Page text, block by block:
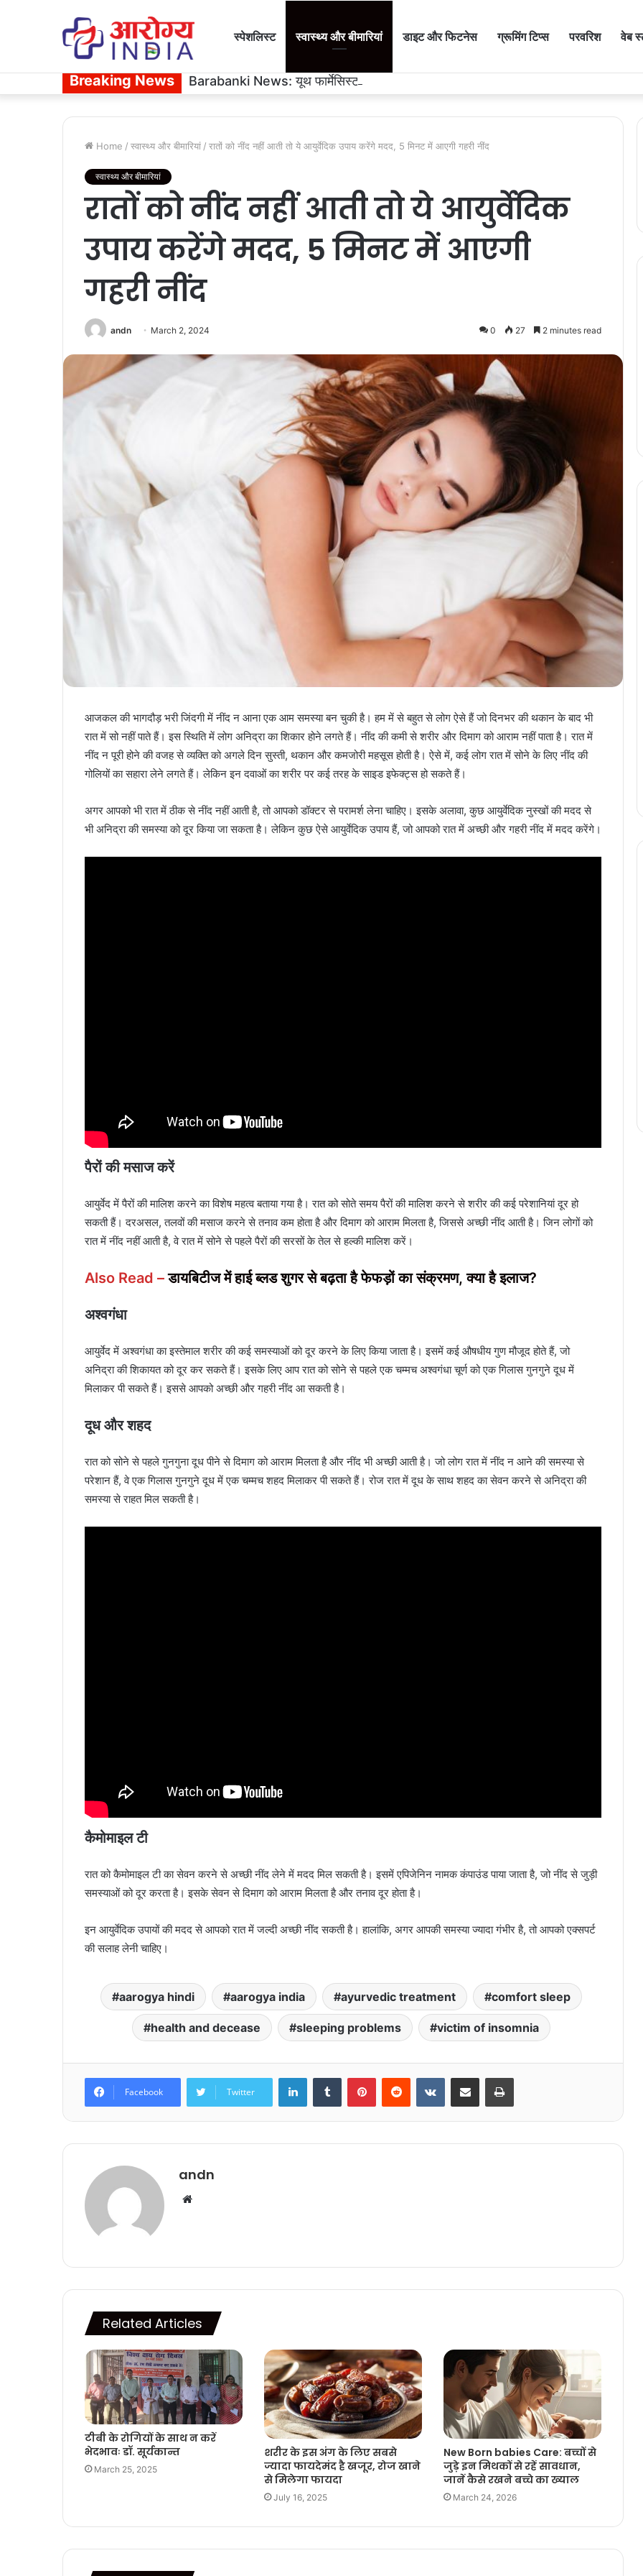
स्पेशलिस्ट स्वास्थ्य और बीमारियां डाइट और फिटनेस ग्रूमिंग टिप्स परवरिश वेब
Breaking News Barabanki News: यूथ फार्मेसिस्ट फेडरेशन के अध्यक्ष के जन्मदिन पर 16 यूनिट रक्तदान
Home / स्वास्थ्य और बीमारियां / रातों को नींद नहीं आती तो ये आयुर्वेदिक उपाय करेंगे मदद, 5 मिनट में आएगी गहरी नींद
स्वास्थ्य और बीमारियां
रातों को नींद नहीं आती तो ये आयुर्वेदिक
उपाय करेंगे मदद, 5 मिनट में आएगी
गहरी नींद
andn March 2, 2024 0 27 2 minutes read
आजकल की भागदौड़ भरी जिंदगी में नींद न आना एक आम समस्या बन चुकी है। हम में से बहुत से लोग ऐसे हैं जो दिनभर की थकान के बाद भी
रात में सो नहीं पाते हैं। इस स्थिति में लोग अनिद्रा का शिकार होने लगते हैं। नींद की कमी से शरीर और दिमाग को आराम नहीं पाता है। रात में
नींद न पूरी होने की वजह से व्यक्ति को अगले दिन सुस्ती, थकान और कमजोरी महसूस होती है। ऐसे में, कई लोग रात में सोने के लिए नींद की
गोलियों का सहारा लेने लगते हैं। लेकिन इन दवाओं का शरीर पर कई तरह के साइड इफेक्ट्स हो सकते हैं।
अगर आपको भी रात में ठीक से नींद नहीं आती है, तो आपको डॉक्टर से परामर्श लेना चाहिए। इसके अलावा, कुछ आयुर्वेदिक नुस्खों की मदद से
भी अनिद्रा की समस्या को दूर किया जा सकता है। लेकिन कुछ ऐसे आयुर्वेदिक उपाय हैं, जो आपको रात में अच्छी और गहरी नींद में मदद करेंगे।
पैरों की मसाज करें
आयुर्वेद में पैरों की मालिश करने का विशेष महत्व बताया गया है। रात को सोते समय पैरों की मालिश करने से शरीर की कई परेशानियां दूर हो
सकती हैं। दरअसल, तलवों की मसाज करने से तनाव कम होता है और दिमाग को आराम मिलता है, जिससे अच्छी नींद आती है। जिन लोगों को
रात में नींद नहीं आती है, वे रात में सोने से पहले पैरों की सरसों के तेल से हल्की मालिश करें।
Also Read –डायबिटीज में हाई ब्लड शुगर से बढ़ता है फेफड़ों का संक्रमण, क्या है इलाज?
अश्वगंधा
आयुर्वेद में अश्वगंधा का इस्तेमाल शरीर की कई समस्याओं को दूर करने के लिए किया जाता है। इसमें कई औषधीय गुण मौजूद होते हैं, जो
अनिद्रा की शिकायत को दूर कर सकते हैं। इसके लिए आप रात को सोने से पहले एक चम्मच अश्वगंधा चूर्ण को एक गिलास गुनगुने दूध में
मिलाकर पी सकते हैं। इससे आपको अच्छी और गहरी नींद आ सकती है।
दूध और शहद
रात को सोने से पहले गुनगुना दूध पीने से दिमाग को आराम मिलता है और नींद भी अच्छी आती है। जो लोग रात में नींद न आने की समस्या से
परेशान हैं, वे एक गिलास गुनगुने दूध में एक चम्मच शहद मिलाकर पी सकते हैं। रोज रात में दूध के साथ शहद का सेवन करने से अनिद्रा की
समस्या से राहत मिल सकती है।
कैमोमाइल टी
रात को कैमोमाइल टी का सेवन करने से अच्छी नींद लेने में मदद मिल सकती है। इसमें एपिजेनिन नामक कंपाउंड पाया जाता है, जो नींद से जुड़ी
समस्याओं को दूर करता है। इसके सेवन से दिमाग को आराम मिलता है और तनाव दूर होता है।
इन आयुर्वेदिक उपायों की मदद से आपको रात में जल्दी अच्छी नींद सकती है। हालांकि, अगर आपकी समस्या ज्यादा गंभीर है, तो आपको एक्सपर्ट
की सलाह लेनी चाहिए।
aarogya hindi aarogya india ayurvedic treatment comfort sleep
health and decease sleeping problems victim of insomnia
Facebook Twitter
LinkedInTumblr PinterestReddit VKontakteShare via Email Print
andn
Website
Related Articles
टीबी के रोगियों के साथ न करें
भेदभावः डॉ. सूर्यकान्त
March 25, 2025
शरीर के इस अंग के लिए सबसे
ज्यादा फायदेमंद है खजूर, रोज खाने
से मिलेगा फायदा
July 16, 2025
New Born babies Care: बच्चों से
जुड़े इन मिथकों से रहें सावधान,
जानें कैसे रखने बच्चे का ख्याल
March 24, 2026